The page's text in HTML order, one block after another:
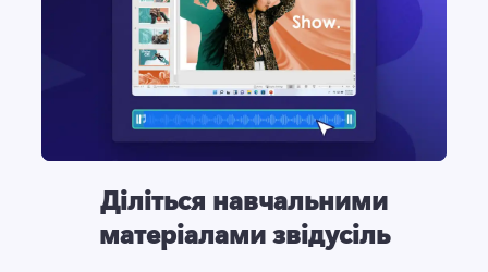
Діліться навчальними
матеріалами звідусіль